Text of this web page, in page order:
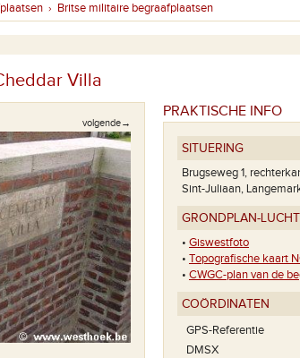
› Britse militaire begraafplaatsen
Villa
volgende→
PRAKTISCHE INFO
SITUERING
Brugseweg 1,
Sint-Juliaan,
GRONDPLAN-
• Giswestfoto
• Topografische kaart
• CWGC-plan van de
COÖRDINATEN
GPS-Referentie
DMSX